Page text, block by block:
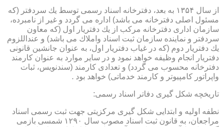
از سال ۱۳۵۴ به بعد، دفترخانه اسناد رسمی توسط یك سردفتر (كه
مسئول اصلی دفترخانه می باشد) اداره می گردد و غیر از نامبرده،
سازمان اداری دفترخانه مركب از یك دفتریار اول (كه معاون
سردفتر و نماینده سازمان ثبت اسناد واملاك می باشد) و عنداللزوم
یك دفتریار دوم (كه در غیاب دفتریار اول، به عنوان جانشین قانونی
دفتریار انجام وظیفه خواهد نمود و در سایر موارد به عنوان كارمند
دفترخانه محسوب می گردد) و تعدادی كارمند (سندنویس، ثبات
واپراتور كامپیوتر و كارمند خدماتی) خواهد بود .
تاریخچه شكل گیری دفاتر اسناد رسمی:
نطفه اولیه و ابتدایی شكل گیری مركزیتی جهت ثبت رسمی اسناد
مراجعان، به قانون ثبت اسناد مصوب سال ۱۲۹۰ شمسی بازمی